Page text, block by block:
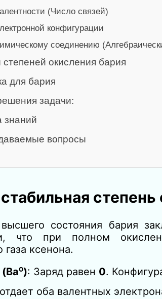
(Число связей)
конфигурации
соединению
окисления бария
для бария
задачи:
знаний
вопросы
степень
состояния бария
что при полном
ксенона.
: Заряд равен 0.
оба валентных